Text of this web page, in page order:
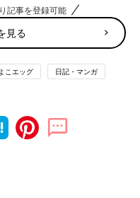
記事を登録可能
見る
こエッグ 日記・マンガ